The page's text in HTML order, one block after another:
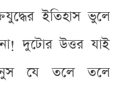
ইতিহাস ভুলে
দুটোর উত্তর যাই
যে তলে তলে